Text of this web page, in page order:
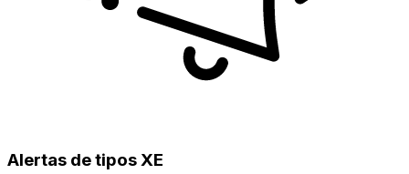
Alertas de tipos XE